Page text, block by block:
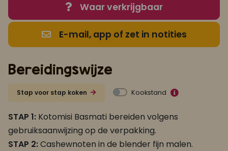
Waar verkrijgbaar
E-mail, app of zet in notities
Bereidingswijze
Stap voor stap koken Kookstand
STAP 1: Kotomisi Basmati bereiden volgens
gebruiksaanwijzing op de verpakking.
STAP 2:Cashewnoten in de blender fijn malen.